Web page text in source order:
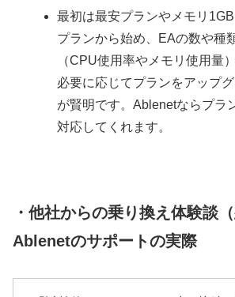
最初は最安プランやメモリ
プランから始め、EAの数や種
（CPU使用率やメモリ使用量
必要に応じてプランをアップ
が賢明です。Ablenetならプラ
対応してくれます。
・他社からの乗り換え体験談
Ablenetのサポートの実際